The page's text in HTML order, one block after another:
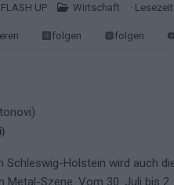
Points“ – wie eine Zahl zur Ikone
UP Wirtschaft ·
folgen folgen
Schleswig-Holstein wird auch
Metal-Szene. Vom 30. Juli bis